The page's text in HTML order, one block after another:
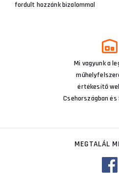
fordult hozzánk bizalommal
Mi vagyunk a
értékesítő
Csehországban és
MEGTALÁL